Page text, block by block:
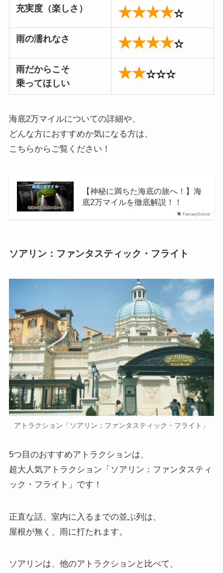
充実度（楽しさ） ★★★★☆
雨の濡れなさ ★★★★☆
雨だからこそ
乗ってほしい
★★☆☆☆
海底2万マイルについての詳細や、
どんな方におすすめか気になる方は、
こちらからご覧ください！
FantasySchool
【神秘に満ちた海底の旅へ！】海
底2万マイルを徹底解説！！
ソアリン：ファンタスティック・フライト
アトラクション「ソアリン：ファンタスティック・フライト」
5つ目のおすすめアトラクションは、
超大人気アトラクション「ソアリン：ファンタスティ
ック・フライト」です！
正直な話、室内に入るまでの並ぶ列は、
屋根が無く、雨に打たれます。
ソアリンは、他のアトラクションと比べて、